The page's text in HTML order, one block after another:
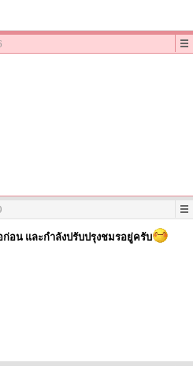
อน และกำลังปรับปรุงชมรอยู่ครับ